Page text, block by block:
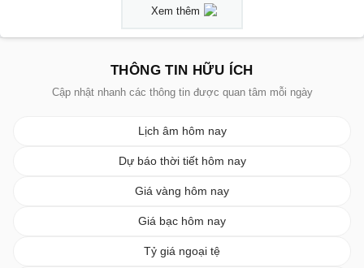
Xem thêm
THÔNG TIN HỮU ÍCH
Cập nhật nhanh các thông tin được quan tâm mỗi ngày
Lịch âm hôm nay
Dự báo thời tiết hôm nay
Giá vàng hôm nay
Giá bạc hôm nay
Tỷ giá ngoại tệ